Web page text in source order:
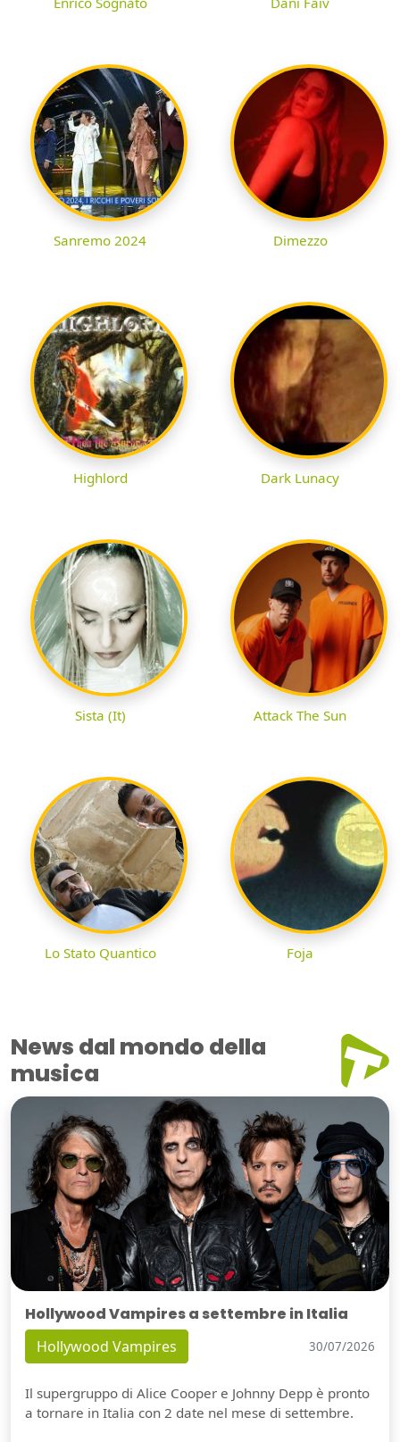
Sanremo 2024 Dimezzo
Highlord Dark Lunacy
Sista (It) Attack The Sun
Lo Stato Quantico Foja
News dal mondo della
musica
Hollywood Vampires a settembre in Italia
Hollywood Vampires 30/07/2026
Il supergruppo di Alice Cooper e Johnny Depp è pronto
a tornare in Italia con 2 date nel mese di settembre.